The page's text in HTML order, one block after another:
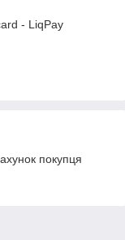
- LiqPay
покупця